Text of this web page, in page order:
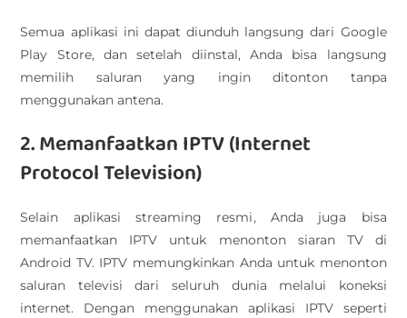
Semua aplikasi ini dapat diunduh langsung dari Google
Play Store, dan setelah diinstal, Anda bisa langsung
memilih saluran yang ingin ditonton tanpa
menggunakan antena.
2. Memanfaatkan IPTV (Internet
Protocol Television)
Selain aplikasi streaming resmi, Anda juga bisa
memanfaatkan IPTV untuk menonton siaran TV di
Android TV. IPTV memungkinkan Anda untuk menonton
saluran televisi dari seluruh dunia melalui koneksi
internet. Dengan menggunakan aplikasi IPTV seperti